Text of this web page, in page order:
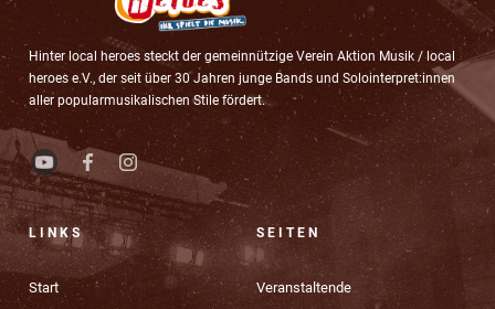
Hinter local heroes steckt der gemeinnützige Verein Aktion Musik / local
heroes e.V., der seit über 30 Jahren junge Bands und Solointerpret:innen
aller popularmusikalischen Stile fördert.
LINKS
Start
SEITEN
Veranstaltende